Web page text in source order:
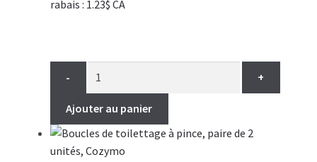
rabais : 1.23$ CA
- +
Ajouter au panier